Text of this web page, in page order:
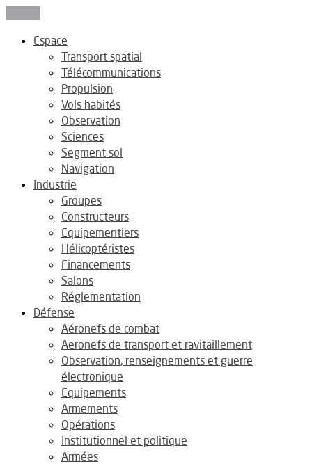
Espace
Transport spatial
Télécommunications
Propulsion
Vols habités
Observation
Sciences
Segment sol
Navigation
Industrie
Groupes
Constructeurs
Equipementiers
Hélicoptéristes
Financements
Salons
Réglementation
Défense
Aéronefs de combat
Aeronefs de transport et ravitaillement
Observation, renseignements et guerre
électronique
Equipements
Armements
Opérations
Institutionnel et politique
Armées